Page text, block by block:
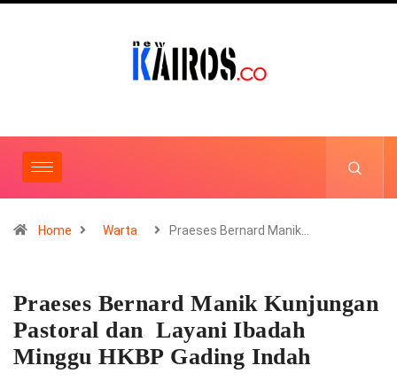
Home Warta Praeses Bernard Manik…
Praeses Bernard Manik Kunjungan
Pastoral dan Layani Ibadah
Minggu HKBP Gading Indah